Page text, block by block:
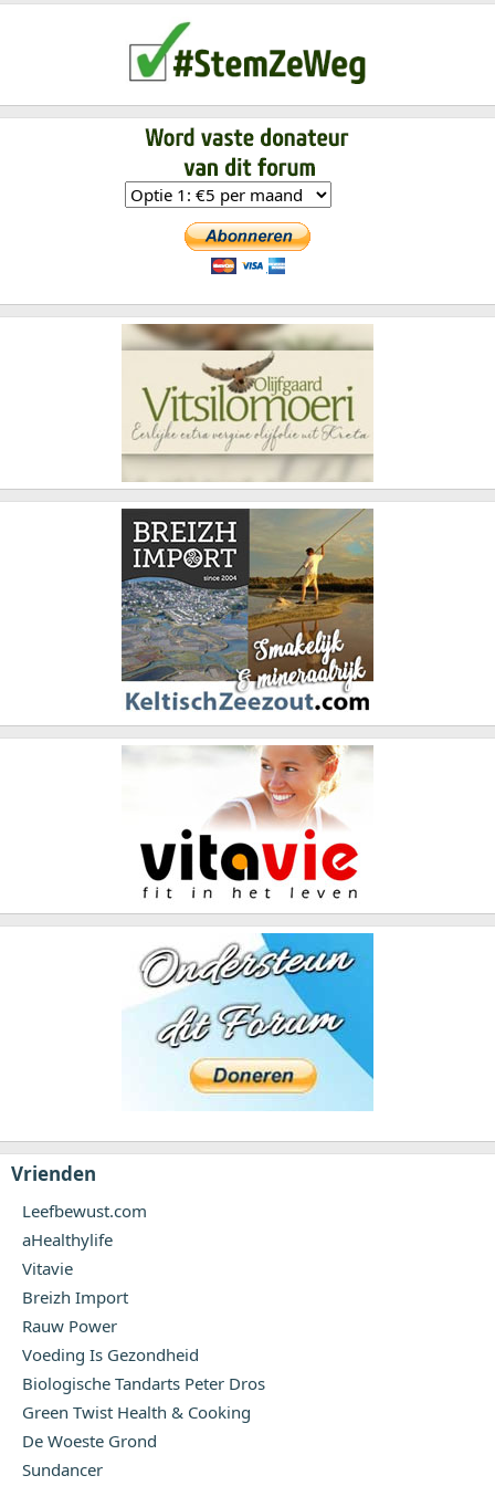
Vrienden
Leefbewust.com
aHealthylife
Vitavie
Breizh Import
Rauw Power
Voeding Is Gezondheid
Biologische Tandarts Peter Dros
Green Twist Health & Cooking
De Woeste Grond
Sundancer